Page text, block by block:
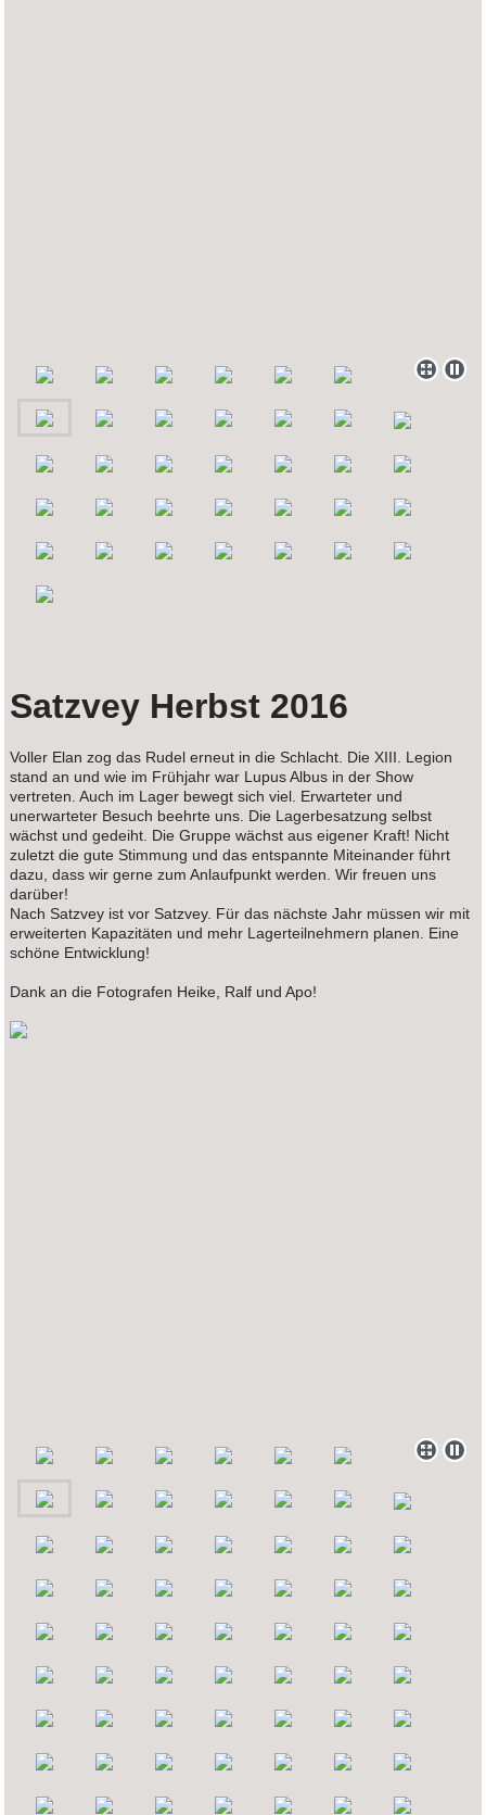
Satzvey Herbst 2016
Voller Elan zog das Rudel erneut in die Schlacht. Die XIII. Legion
stand an und wie im Frühjahr war Lupus Albus in der Show
vertreten. Auch im Lager bewegt sich viel. Erwarteter und
unerwarteter Besuch beehrte uns. Die Lagerbesatzung selbst
wächst und gedeiht. Die Gruppe wächst aus eigener Kraft! Nicht
zuletzt die gute Stimmung und das entspannte Miteinander führt
dazu, dass wir gerne zum Anlaufpunkt werden. Wir freuen uns
darüber!
Nach Satzvey ist vor Satzvey. Für das nächste Jahr müssen wir mit
erweiterten Kapazitäten und mehr Lagerteilnehmern planen. Eine
schöne Entwicklung!
Dank an die Fotografen Heike, Ralf und Apo!